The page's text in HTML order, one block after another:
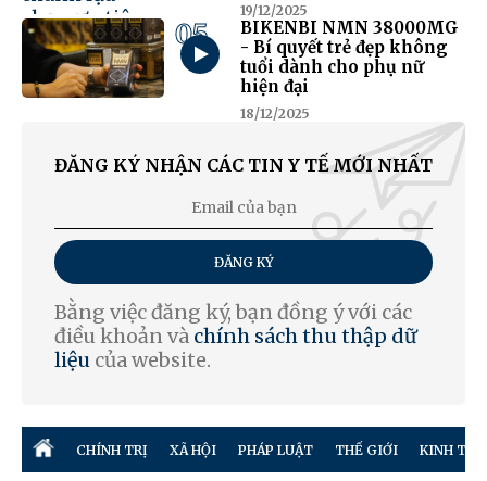
19/12/2025
05
BIKENBI NMN 38000MG
- Bí quyết trẻ đẹp không
tuổi dành cho phụ nữ
hiện đại
18/12/2025
ĐĂNG KÝ NHẬN CÁC TIN Y TẾ MỚI NHẤT
ĐĂNG KÝ
Bằng việc đăng ký, bạn đồng ý với các
điều khoản và chính sách thu thập dữ
liệu của website.
CHÍNH TRỊ XÃ HỘI PHÁP LUẬT THẾ GIỚI KINH TẾ